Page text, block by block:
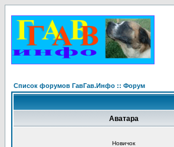
Список форумов ГавГав.Инфо :: Форум
Аватара
Новичок